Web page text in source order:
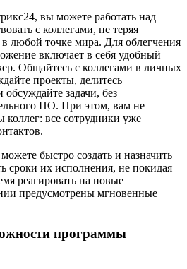
вы можете работать над
с коллегами, не теряя
любой точке мира. Для облегчения
включает в себя удобный
Общайтесь с коллегами в личных
проекты, делитесь
задачи, без
ПО. При этом, вам не
коллег: все сотрудники уже
быстро создать и назначить
сроки их исполнения, не покидая
реагировать на новые
предусмотрены мгновенные
программы